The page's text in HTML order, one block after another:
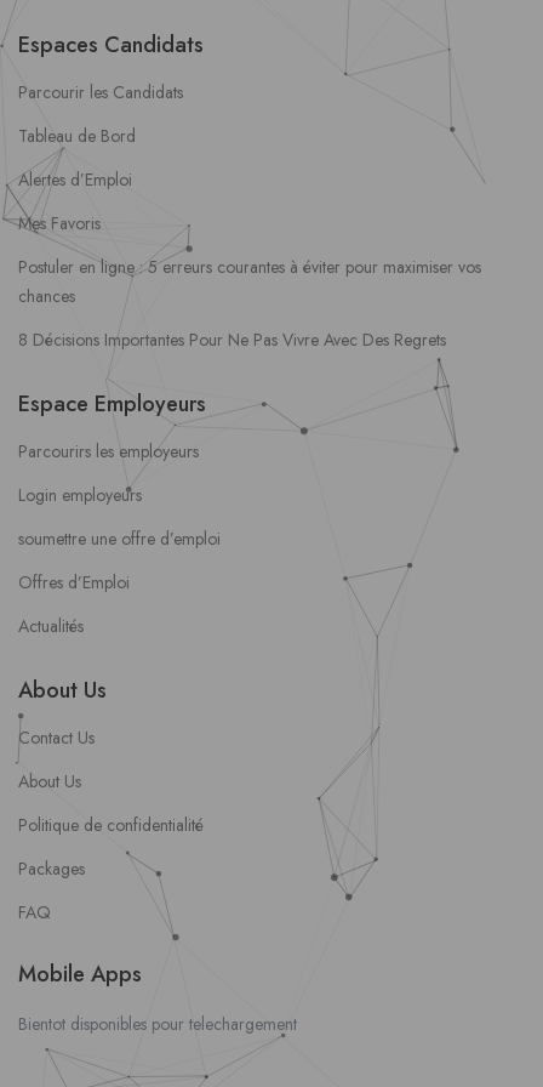
Espaces Candidats
Parcourir les Candidats
Tableau de Bord
Alertes d’Emploi
Mes Favoris
Postuler en ligne : 5 erreurs courantes à éviter pour maximiser vos
chances
8 Décisions Importantes Pour Ne Pas Vivre Avec Des Regrets
Espace Employeurs
Parcourirs les employeurs
Login employeurs
soumettre une offre d’emploi
Offres d’Emploi
Actualités
About Us
Contact Us
About Us
Politique de confidentialité
Packages
FAQ
Mobile Apps
Bientot disponibles pour telechargement